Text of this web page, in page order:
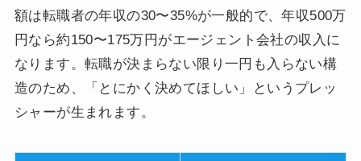
額は転職者の年収の30〜35%が一般的で、年収500万
円なら約150〜175万円がエージェント会社の収入に
なります。転職が決まらない限り一円も入らない構
造のため、「とにかく決めてほしい」というプレッ
シャーが生まれます。